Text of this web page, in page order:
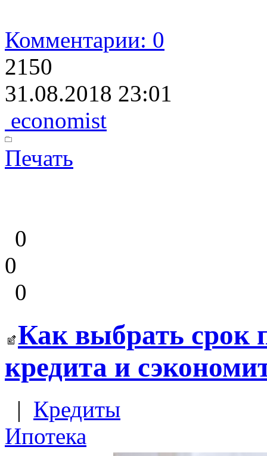
Комментарии: 0
2150
31.08.2018 23:01
economist
Печать
0
0
0
Как выбрать срок
кредита и
| Кредиты
Ипотека